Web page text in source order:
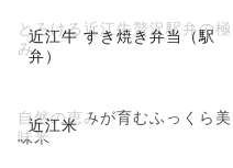
近江牛 すき焼き弁当（駅
弁）
とろける近江牛贅沢駅弁の極
み
近江米
自然の恵みが育むふっくら美
味米